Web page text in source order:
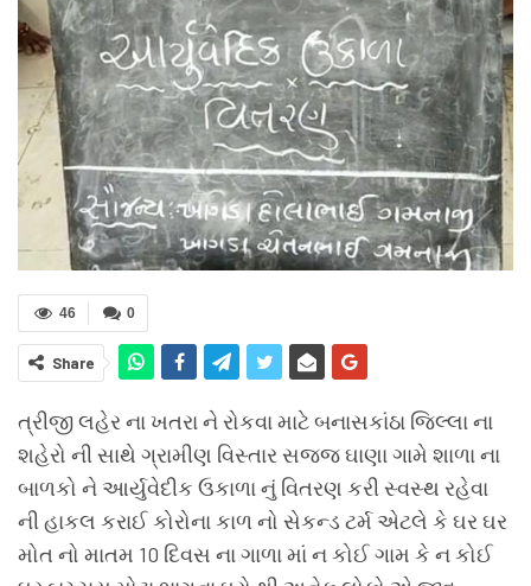
0
46
Share
ત્રીજી લહેર ના ખતરા ને રોકવા માટે બનાસકાંઠા જિલ્લા ના
શહેરો ની સાથે ગ્રામીણ વિસ્તાર સજ્જ ઘાણા ગામે શાળા ના
બાળકો ને આર્યુવેદીક ઉકાળા નું વિતરણ કરી સ્વસ્થ રહેવા
ની હાકલ કરાઈ કોરોના કાળ નો સેકન્ડ ટર્મ એટલે કે ઘર ઘર
મોત નો માતમ 10 દિવસ ના ગાળા માં ન કોઈ ગામ કે ન કોઈ